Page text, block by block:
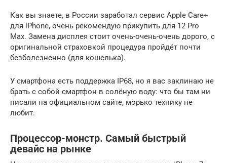
Как вы знаете, в России заработал сервис Apple Care+
для iPhone, очень рекомендую прикупить для 12 Pro
Max. Замена дисплея стоит очень-очень-очень дорого, с
оригинальной страховкой процедура пройдёт почти
безболезненно (для кошелька).
У смартфона есть поддержка IP68, но я вас заклинаю не
брать с собой смартфон в солёную воду: что бы там ни
писали на официальном сайте, морько технику не
любит.
Процессор-монстр. Самый быстрый
девайс на рынке